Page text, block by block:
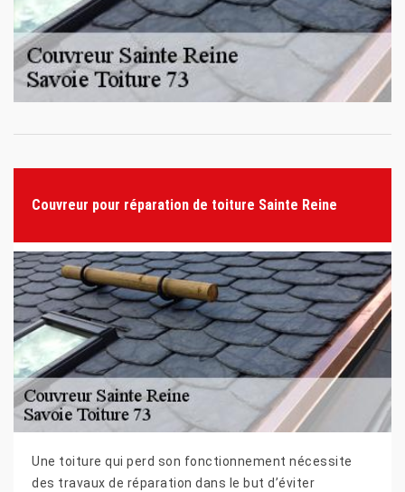
Couvreur pour réparation de toiture Sainte Reine
Une toiture qui perd son fonctionnement nécessite
des travaux de réparation dans le but d’éviter